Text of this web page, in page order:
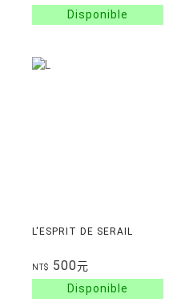
L'ESPRIT DE SERAIL
NT$ 500元